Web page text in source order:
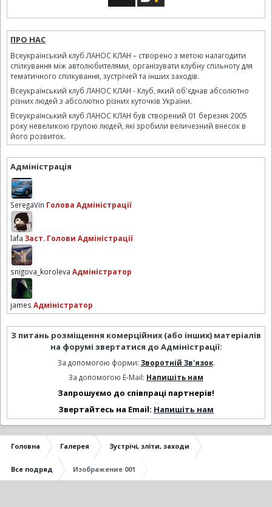
ПРО НАС
Всеукраїнський клуб ЛАНОС КЛАН – створено з метою налагодити
спілкування між автолюбителями, організувати клубну спільноту для
тематичного спілкування, зустрічей та інших заходів.
Всеукраїнський клуб ЛАНОС КЛАН - Клуб, який об'єднав абсолютно
різних людей з абсолютно різних куточків України.
Всеукраїнський клуб ЛАНОС КЛАН був створений 01 березня 2005
року невеликою групою людей, які зробили величезний внесок в
його розвиток.
Адміністрація
SeregaVin Голова Адміністрації
lafa Заст. Голови Адміністрації
snigova_koroleva Адміністратор
james Адміністратор
З питань розміщення комерційних (або інших) матеріалів
на форумі звертатися до Адміністрації:
За допомогою форми: Зворотній Зв'язок.
За допомогою E-Mail: Напишіть нам
Запрошуємо до співпраці партнерів!
Звертайтесь на Email: Напишіть нам
Головна Галерея Зустрічі, зліти, заходи
Все подряд Изображение 001